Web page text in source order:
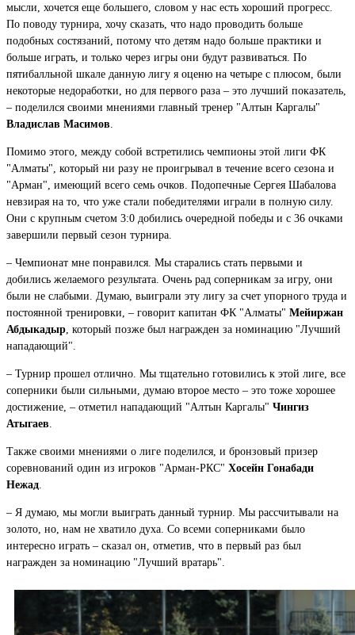
мысли, хочется еще большего, словом у нас есть хороший прогресс.
По поводу турнира, хочу сказать, что надо проводить больше
подобных состязаний, потому что детям надо больше практики и
больше играть, и только через игры они будут развиваться. По
пятибалльной шкале данную лигу я оценю на четыре с плюсом, были
некоторые недоработки, но для первого раза – это лучший показатель,
– поделился своими мнениями главный тренер "Алтын Каргалы"
Владислав Масимов
Помимо этого, между собой встретились чемпионы этой лиги ФК
"Алматы", который ни разу не проигрывал в течение всего сезона и
"Арман", имеющий всего семь очков. Подопечные Сергея Шабалова
невзирая на то, что уже стали победителями играли в полную силу.
Они с крупным счетом 3:0 добились очередной победы и с 36 очками
завершили первый сезон турнира.
– Чемпионат мне понравился. Мы старались стать первыми и
добились желаемого результата. Очень рад соперникам за игру, они
были не слабыми. Думаю, выиграли эту лигу за счет упорного труда и
постоянной тренировки, – говорит капитан ФК "Алматы" Мейиржан
Абдыкадыр , который позже был награжден за номинацию "Лучший
нападающий".
– Турнир прошел отлично. Мы тщательно готовились к этой лиге, все
соперники были сильными, думаю второе место – это тоже хорошее
достижение, – отметил нападающий "Алтын Каргалы" Чингиз
Атыгаев
Также своими мнениями о лиге поделился, и бронзовый призер
соревнований один из игроков "Арман-РКС" Хосейн Гонабади
Нежад
– Я думаю, мы могли выиграть данный турнир. Мы рассчитывали на
золото, но, нам не хватило духа. Со всеми соперниками было
интересно играть – сказал он, отметив, что в первый раз был
награжден за номинацию "Лучший вратарь".